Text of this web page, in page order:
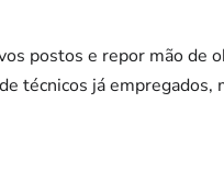
postos e repor mão
técnicos já empregados,